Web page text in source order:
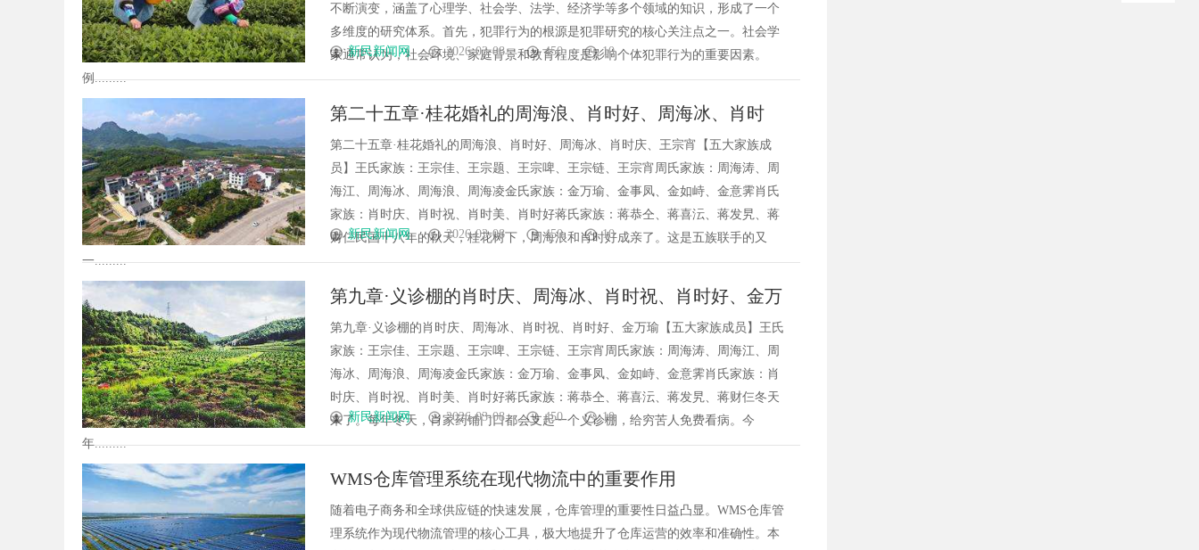
不断演变，涵盖了心理学、社会学、法学、经济学等多个领域的知识，形成了一个
多维度的研究体系。首先，犯罪行为的根源是犯罪研究的核心关注点之一。社会学
家通常认为，社会环境、家庭背景和教育程度是影响个体犯罪行为的重要因素。
例.........
新民新闻网 2026-03-08 450 10
第二十五章·桂花婚礼的周海浪、肖时好、周海冰、肖时
庆、王宗宵【民国小说:五族灯Ⅰ】
第二十五章·桂花婚礼的周海浪、肖时好、周海冰、肖时庆、王宗宵【五大家族成
员】王氏家族：王宗佳、王宗题、王宗啤、王宗链、王宗宵周氏家族：周海涛、周
海江、周海冰、周海浪、周海凌金氏家族：金万瑜、金事凤、金如峙、金意霁肖氏
家族：肖时庆、肖时祝、肖时美、肖时好蒋氏家族：蒋恭仝、蒋喜沄、蒋发旯、蒋
财仨民国十八年的秋天，桂花树下，周海浪和肖时好成亲了。这是五族联手的又
一.........
新民新闻网 2026-03-08 450 10
第九章·义诊棚的肖时庆、周海冰、肖时祝、肖时好、金万
瑜【民国小说:五族灯Ⅰ】
第九章·义诊棚的肖时庆、周海冰、肖时祝、肖时好、金万瑜【五大家族成员】王氏
家族：王宗佳、王宗题、王宗啤、王宗链、王宗宵周氏家族：周海涛、周海江、周
海冰、周海浪、周海凌金氏家族：金万瑜、金事凤、金如峙、金意霁肖氏家族：肖
时庆、肖时祝、肖时美、肖时好蒋氏家族：蒋恭仝、蒋喜沄、蒋发旯、蒋财仨冬天
来了。每年冬天，肖家药铺门口都会支起一个义诊棚，给穷苦人免费看病。今
年.........
新民新闻网 2026-03-08 450 10
WMS仓库管理系统在现代物流中的重要作用
随着电子商务和全球供应链的快速发展，仓库管理的重要性日益凸显。WMS仓库管
理系统作为现代物流管理的核心工具，极大地提升了仓库运营的效率和准确性。本